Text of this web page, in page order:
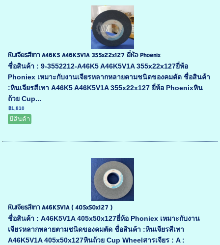
หินเจียรสีเทา A46K5 A46K5V1A 355x22x127 ยี่ห้อ Phoenix
ชื่อสินค้า : 9-3552212-A46K5 A46K5V1A 355x22x127ยี่ห้อ
Phoniex เหมาะกับงานเจียรหลากหลายตามชนิดของคมตัด ชื่อสินค้า
:หินเจียรสีเทา A46K5 A46K5V1A 355x22x127 ยี่ห้อ Phoenixหิน
ถ้วย Cup...
฿1,810
มีสินค้า
หินเจียรสีเทา A46K5V1A ( 405x50x127 )
ชื่อสินค้า : A46K5V1A 405x50x127ยี่ห้อ Phoniex เหมาะกับงาน
เจียรหลากหลายตามชนิดของคมตัด ชื่อสินค้า :หินเจียรสีเทา
A46K5V1A 405x50x127หินถ้วย Cup Wheelสารเจียร : A :